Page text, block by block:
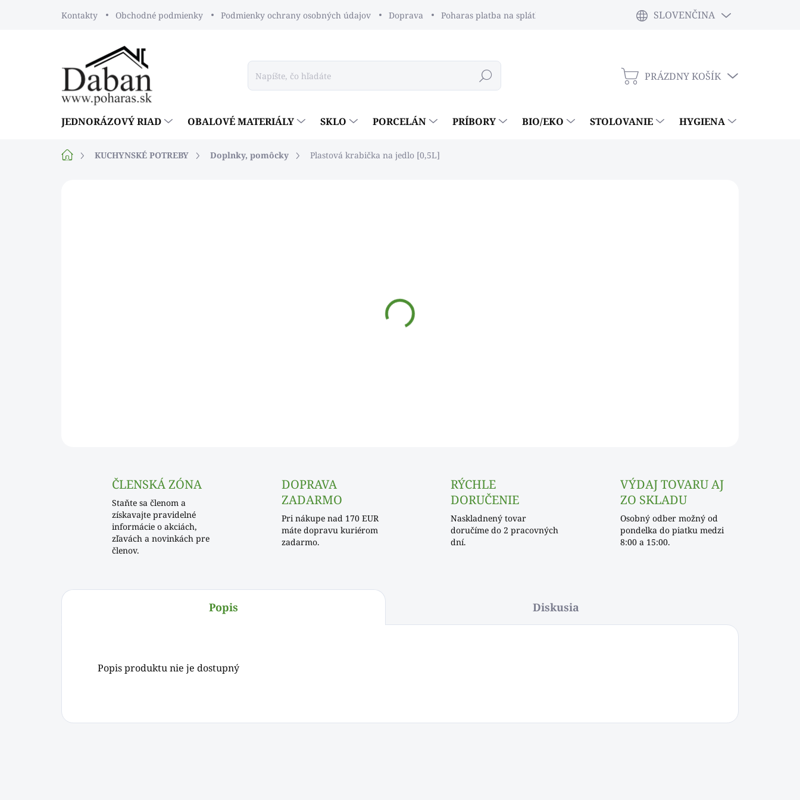
Kontakty Obchodné podmienky Podmienky ochrany osobných údajov Doprava Poharas platba na splátky SLOVENČINA
Hľadať NÁKUPNÝ
PRÁZDNY KOŠÍK
JEDNORÁZOVÝ RIAD OBALOVÉ MATERIÁLY SKLO PORCELÁN PRÍBORY BIO/EKO STOLOVANIE HYGIENA
DomovKUCHYNSKÉ POTREBY Doplnky, pomôcky Plastová krabička na jedlo [0,5L]
ČLENSKÁ ZÓNA
Staňte sa členom a
získavajte pravidelné
informácie o akciách,
zľavách a novinkách pre
členov.
DOPRAVA
ZADARMO
Pri nákupe nad 170 EUR
máte dopravu kuriérom
zadarmo.
RÝCHLE
DORUČENIE
Naskladnený tovar
doručíme do 2 pracovných
dní.
VÝDAJ TOVARU AJ
ZO SKLADU
Osobný odber možný od
pondelka do piatku medzi
8:00 a 15:00.
Popis Diskusia
Popis produktu nie je dostupný